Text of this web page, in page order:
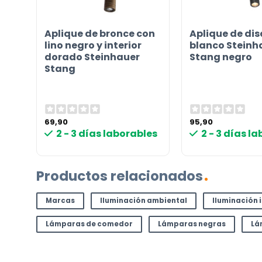
Aplique de bronce con
lino negro y interior
dorado Steinhauer
Stang
69,90
2 - 3 días laborables
Aplique de
blanco
Stang negro
95,90
2 - 3 días
Productos relacionados
Marcas Iluminación ambiental Iluminación
Lámparas de comedor Lámparas negras